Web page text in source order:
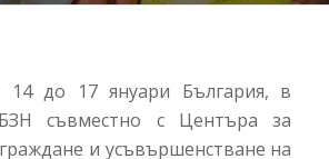
до 17 януари България, в
съвместно с Центъра за
и усъвършенстване на